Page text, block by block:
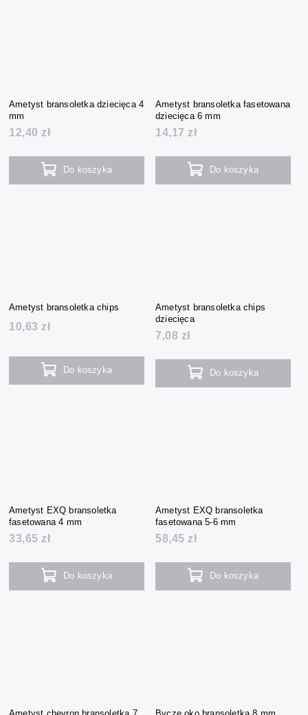
Ametyst bransoletka dziecięca 4
mm
12,40 zł
Do koszyka
Ametyst bransoletka fasetowana
dziecięca 6 mm
14,17 zł
Do koszyka
Ametyst bransoletka chips
10,63 zł
Do koszyka
Ametyst bransoletka chips
dziecięca
7,08 zł
Do koszyka
Ametyst EXQ bransoletka
fasetowana 4 mm
33,65 zł
Do koszyka
Ametyst EXQ bransoletka
fasetowana 5-6 mm
58,45 zł
Do koszyka